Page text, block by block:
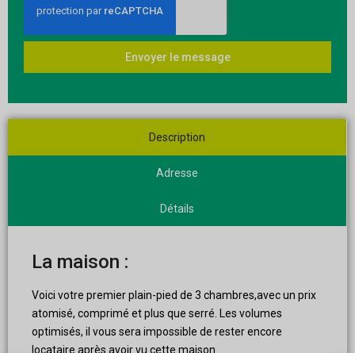
Envoyer le message
Description
Adresse
Détails
La maison :
Voici votre premier plain-pied de 3 chambres,avec un prix
atomisé, comprimé et plus que serré. Les volumes
optimisés, il vous sera impossible de rester encore
locataire après avoir vu cette maison.